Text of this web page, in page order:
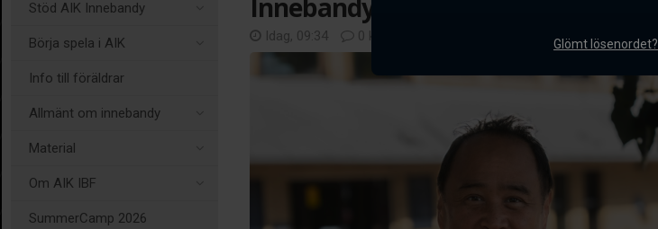
Glömt lösenordet?
Stöd AIK Innebandy
Börja spela i AIK
Info till föräldrar
Allmänt om innebandy
Material
Om AIK IBF
SummerCamp 2026
Innebandys akademiverksamhet
Idag, 09:34 0 kommentarer